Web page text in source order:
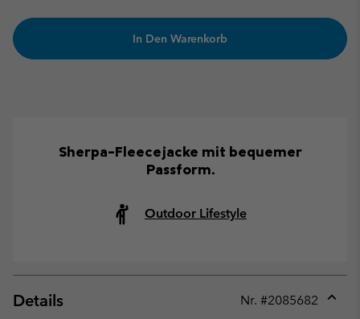
In Den Warenkorb
Sherpa-Fleecejacke mit bequemer
Passform.
Outdoor Lifestyle
Details Nr. #2085682